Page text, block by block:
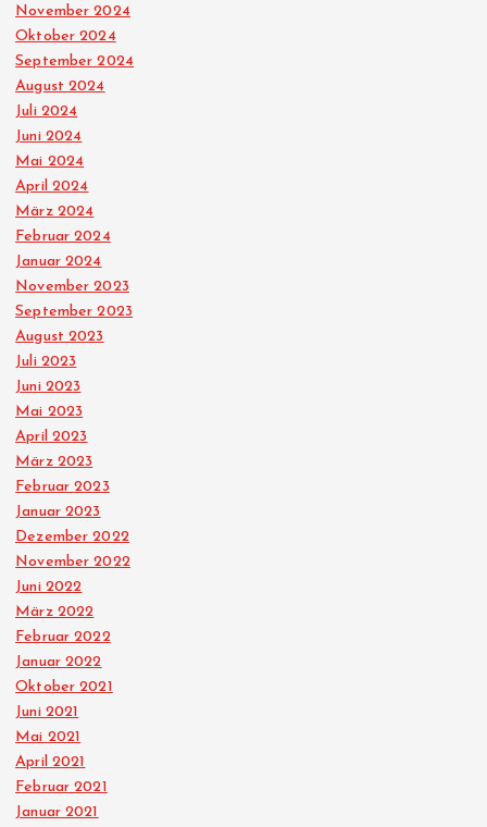
November 2024
Oktober 2024
September 2024
August 2024
Juli 2024
Juni 2024
Mai 2024
April 2024
März 2024
Februar 2024
Januar 2024
November 2023
September 2023
August 2023
Juli 2023
Juni 2023
Mai 2023
April 2023
März 2023
Februar 2023
Januar 2023
Dezember 2022
November 2022
Juni 2022
März 2022
Februar 2022
Januar 2022
Oktober 2021
Juni 2021
Mai 2021
April 2021
Februar 2021
Januar 2021